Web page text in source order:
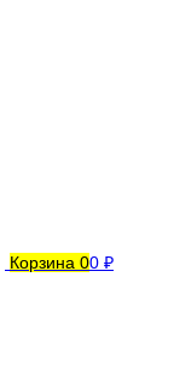
Корзина 00 ₽